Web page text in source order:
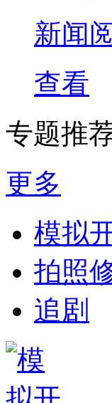
新闻
查看
专题推
更多
模拟
拍照
追剧